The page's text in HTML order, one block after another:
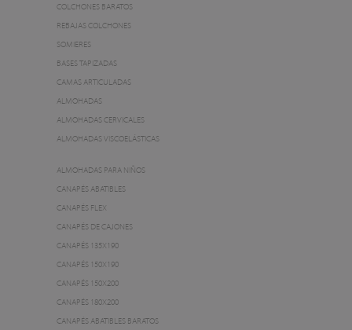
COLCHONES BARATOS
REBAJAS COLCHONES
SOMIERES
BASES TAPIZADAS
CAMAS ARTICULADAS
ALMOHADAS
ALMOHADAS CERVICALES
ALMOHADAS VISCOELÁSTICAS
ALMOHADAS PARA NIÑOS
CANAPÉS ABATIBLES
CANAPÉS FLEX
CANAPÉS DE CAJONES
CANAPÉS 135X190
CANAPÉS 150X190
CANAPÉS 150X200
CANAPÉS 180X200
CANAPÉS ABATIBLES BARATOS